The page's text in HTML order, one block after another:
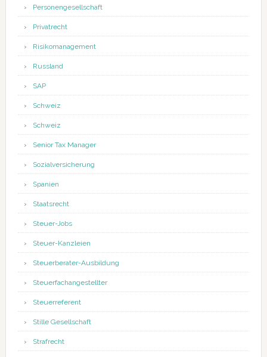
Personengesellschaft
Privatrecht
Risikomanagement
Russland
SAP
Schweiz
Schweiz
Senior Tax Manager
Sozialversicherung
Spanien
Staatsrecht
Steuer-Jobs
Steuer-Kanzleien
Steuerberater-Ausbildung
Steuerfachangestellter
Steuerreferent
Stille Gesellschaft
Strafrecht